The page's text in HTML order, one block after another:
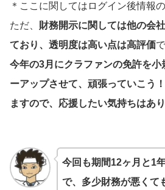
＊ここに関してはログイン後情報
ただ、 財務開示に関しては他の会
ており、透明度は高い点は高評価
今年の3月にクラファンの免許を小
ーアップさせて、頑張っていこう
ますので、応援したい気持ちはあり
今回も期間12ヶ月と1
で、多少財務が悪くて